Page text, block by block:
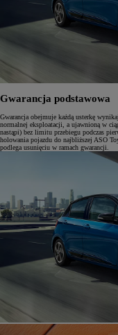
Gwarancja podstawowa
Gwarancja obejmuje każdą usterkę
normalnej eksploatacji, a ujawnioną w
nastąpi) bez limitu przebiegu podczas
holowania pojazdu do najbliższej ASO
podlega usunięciu w ramach gwarancji.